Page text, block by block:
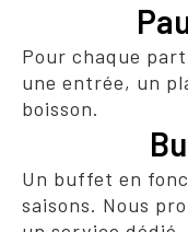
Pour chaque
une entrée, un
boisson.
Un buffet en
saisons. Nous